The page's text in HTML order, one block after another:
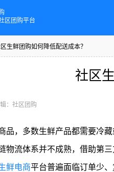
区团购平台
生鲜团购如何降低配送成本？
社区
：社区团购
品，多数生鲜产品都需要冷
物流体系并不成熟，借助第
鲜电商平台普遍面临订单少